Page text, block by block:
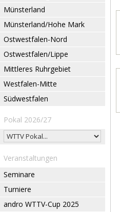
Münsterland
Münsterland/Hohe Mark
Ostwestfalen-Nord
Ostwestfalen/Lippe
Mittleres Ruhrgebiet
Westfalen-Mitte
Südwestfalen
Pokal 2026/27
Veranstaltungen
Seminare
Turniere
andro WTTV-Cup 2025